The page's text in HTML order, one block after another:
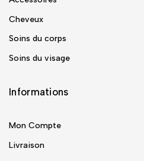
Cheveux
Soins du corps
Soins du visage
Informations
Mon Compte
Livraison